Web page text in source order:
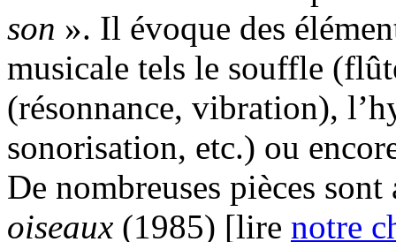
son ». Il évoque des
musicale tels le souffle
(résonnance, vibration),
sonorisation, etc.) ou
De nombreuses pièces
oiseaux (1985) [lire notre